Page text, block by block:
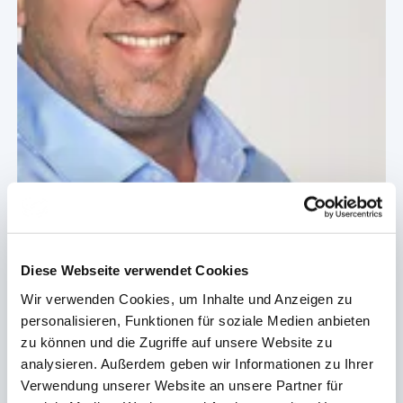
Diese Webseite verwendet Cookies
Wir verwenden Cookies, um Inhalte und Anzeigen zu
personalisieren, Funktionen für soziale Medien anbieten
zu können und die Zugriffe auf unsere Website zu
analysieren. Außerdem geben wir Informationen zu Ihrer
Verwendung unserer Website an unsere Partner für